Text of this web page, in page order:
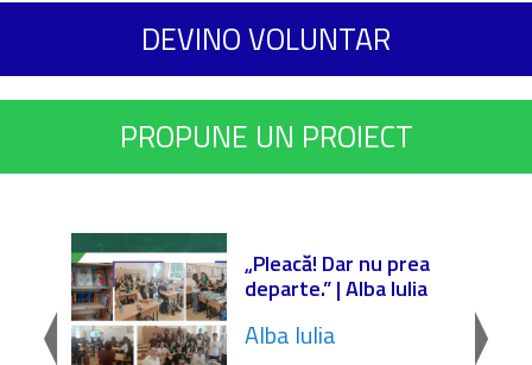
DEVINO VOLUNTAR
PROPUNE UN PROIECT
„Pleacă! Dar nu prea
departe.” | Alba Iulia
Alba Iulia